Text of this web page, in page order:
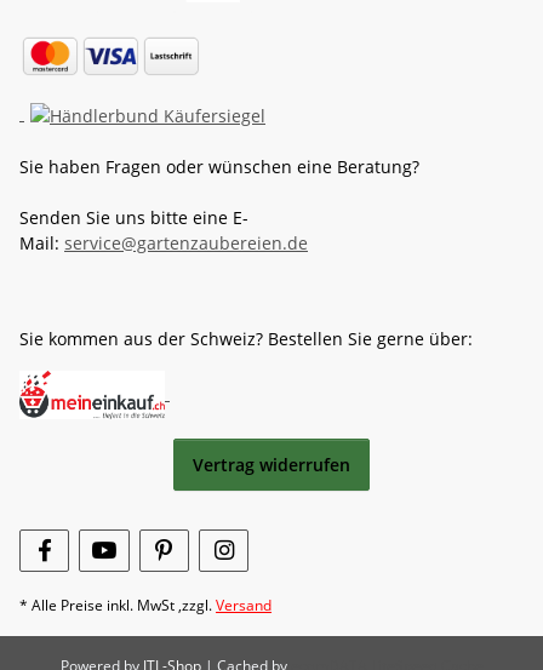
Sie haben Fragen oder wünschen eine Beratung?
Senden Sie uns bitte eine E-
Mail: service@gartenzaubereien.de
Sie kommen aus der Schweiz? Bestellen Sie gerne über:
Vertrag widerrufen
* Alle Preise inkl. MwSt ,zzgl.Versand
Powered by JTL-Shop | Cached by